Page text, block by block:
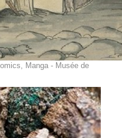
Manga - Musée de